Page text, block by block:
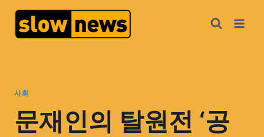
사회
문재인의 탈원전 ‘공